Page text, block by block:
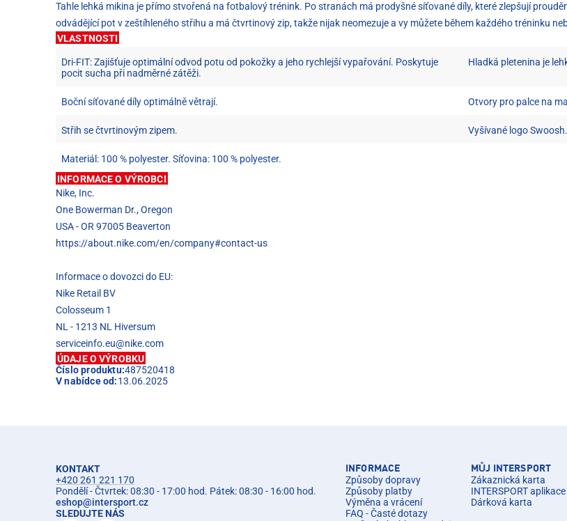
Tahle lehká mikina je přímo stvořená na fotbalový trénink. Po stranách má prodyšné síťované díly, které zlepšují
odvádějící pot v zeštíhleného střihu a má čtvrtinový zip, takže nijak neomezuje a vy můžete během každého tréninku
VLASTNOSTI
Dri-FIT: Zajišťuje optimální odvod potu od pokožky a jeho rychlejší vypařování. Poskytuje
pocit sucha při nadměrné zátěži.
Hladká pletenina je
Boční síťované díly optimálně větrají. Otvory pro palce na
Střih se čtvrtinovým zipem. Vyšívané logo Swoosh.
Materiál: 100 % polyester. Síťovina: 100 % polyester.
INFORMACE O VÝROBCI
Nike, Inc.
One Bowerman Dr., Oregon
USA - OR 97005 Beaverton
https://about.nike.com/en/company#contact-us
Informace o dovozci do EU:
Nike Retail BV
Colosseum 1
NL - 1213 NL Hiversum
serviceinfo.eu@nike.com
ÚDAJE O VÝROBKU
Číslo produktu:487520418
V nabídce od:13.06.2025
KONTAKT
+420 261 221 170
Pondělí - Čtvrtek: 08:30 - 17:00 hod. Pátek: 08:30 - 16:00 hod.
eshop@intersport.cz
SLEDUJTE NÁS
INFORMACE
Způsoby dopravy
Způsoby platby
Výměna a vrácení
FAQ - Časté dotazy
MŮJ INTERSPORT
Zákaznická karta
INTERSPORT aplikace
Dárková karta